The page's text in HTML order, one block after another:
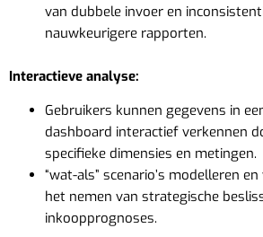
van dubbele invoer en
nauwkeurigere rapporten.
Interactieve analyse:
Gebruikers kunnen gegevens in
dashboard interactief verkennen
specifieke dimensies en metingen.
“wat-als” scenario’s modelleren
het nemen van strategische
inkoopprognoses.